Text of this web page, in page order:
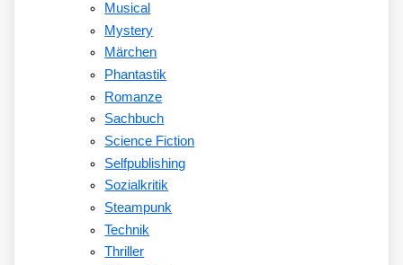
Musical
Mystery
Märchen
Phantastik
Romanze
Sachbuch
Science Fiction
Selfpublishing
Sozialkritik
Steampunk
Technik
Thriller